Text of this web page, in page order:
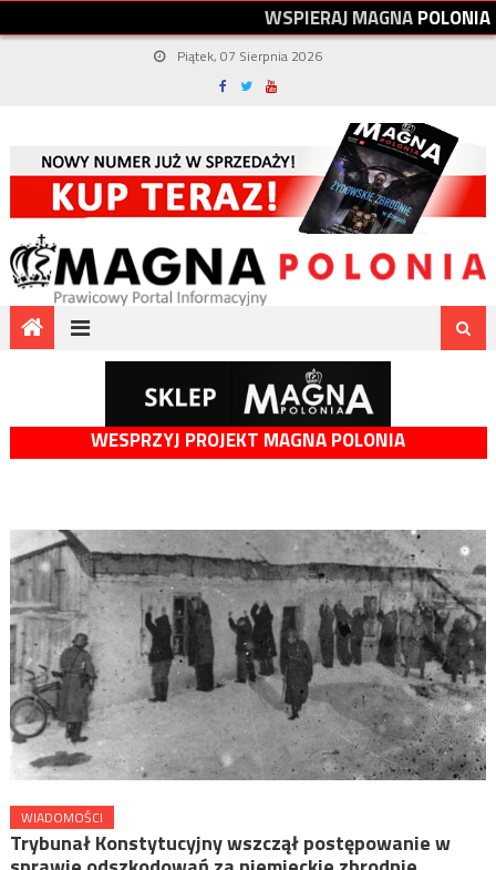
WSPIERAJMAGNAPOLONIA
Piątek, 07 Sierpnia 2026
WESPRZYJ PROJEKT MAGNA POLONIA
WIADOMOŚCI
Trybunał Konstytucyjny wszczął postępowanie w